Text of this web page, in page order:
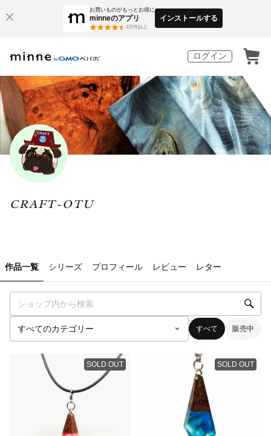
お買いものがもっとお得に
minneのアプリ
3万件以上
インストールする
ログイン
CRAFT-OTU
作品一覧 シリーズ プロフィール レビュー レター
すべて 販売中
SOLD OUT SOLD OUT